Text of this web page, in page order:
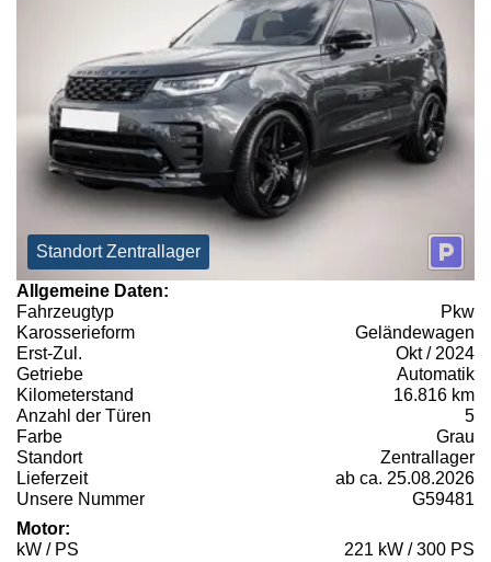
Standort Zentrallager
Allgemeine Daten:
Fahrzeugtyp
Pkw
Karosserieform
Geländewagen
Erst-Zul.
Okt / 2024
Getriebe
Automatik
Kilometerstand
16.816 km
Anzahl der Türen
5
Farbe
Grau
Standort
Zentrallager
Lieferzeit
ab ca. 25.08.2026
Unsere Nummer
G59481
Motor:
kW / PS
221 kW / 300 PS